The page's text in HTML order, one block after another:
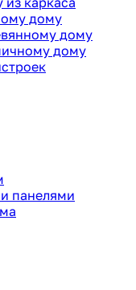
дому
дому
дому
панелями